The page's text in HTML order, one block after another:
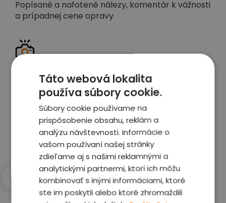
Popísané a nafotené nálezy, komentár k vážnosti
a prípadnej cene opravy
Celé auto z exteriéru aj interiéru nafotíme
vrátane závad a poškodení
Zobraziť report
Táto webová lokalita
používa súbory cookie.
Súbory cookie používame na
prispôsobenie obsahu, reklám a
analýzu návštevnosti. Informácie o
vašom používaní našej stránky
zdieľame aj s našimi reklamnými a
analytickými partnermi, ktorí ich môžu
kombinovať s inými informáciami, ktoré
ste im poskytli alebo ktoré zhromaždili